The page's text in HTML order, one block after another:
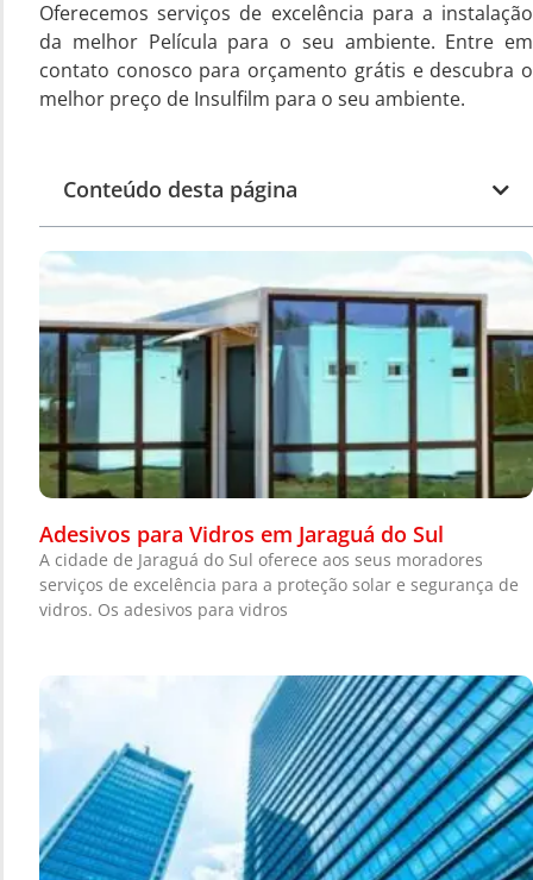
Oferecemos serviços de excelência para a instalação
da melhor Película para o seu ambiente. Entre em
contato conosco para orçamento grátis e descubra o
melhor preço de Insulfilm para o seu ambiente.
Conteúdo desta página
Adesivos para Vidros em Jaraguá do Sul
A cidade de Jaraguá do Sul oferece aos seus moradores
serviços de excelência para a proteção solar e segurança de
vidros. Os adesivos para vidros